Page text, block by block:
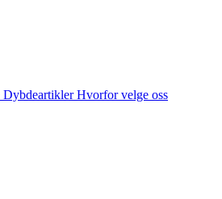
DybdeartiklerHvorfor velge oss